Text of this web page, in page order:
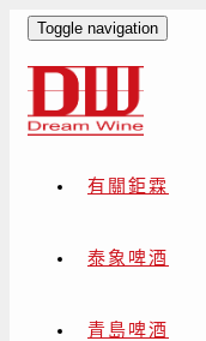
Toggle navigation
有關鉅霖
泰象啤酒
青島啤酒